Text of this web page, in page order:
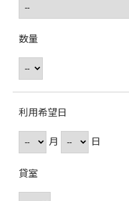
数量
利用希望日
月
日
貸室